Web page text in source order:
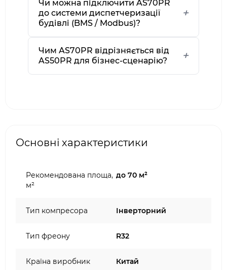
Чи можна підключити AS70PR
до системи диспетчеризації
будівлі (BMS / Modbus)?
Чим AS70PR відрізняється від
AS50PR для бізнес-сценарію?
Основні характеристики
Рекомендована площа,
м²
до 70 м²
Тип компресора Інверторний
Тип фреону R32
Країна виробник Китай